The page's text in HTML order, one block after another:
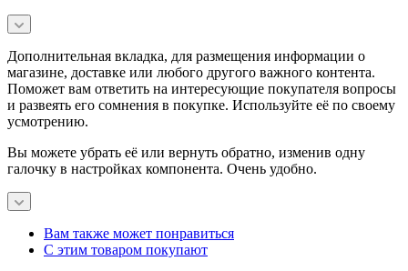
Дополнительная вкладка, для размещения информации о
магазине, доставке или любого другого важного контента.
Поможет вам ответить на интересующие покупателя вопросы
и развеять его сомнения в покупке. Используйте её по своему
усмотрению.
Вы можете убрать её или вернуть обратно, изменив одну
галочку в настройках компонента. Очень удобно.
Вам также может понравиться
С этим товаром покупают